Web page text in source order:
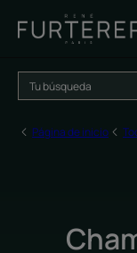
Página de inicio